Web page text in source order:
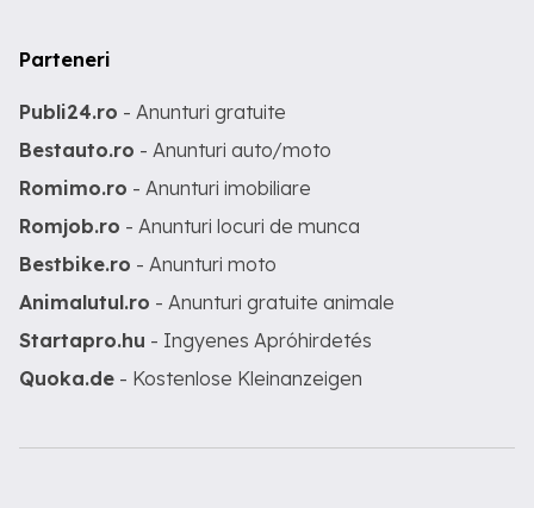
Parteneri
Publi24.ro - Anunturi gratuite
Bestauto.ro - Anunturi auto/moto
Romimo.ro - Anunturi imobiliare
Romjob.ro - Anunturi locuri de munca
Bestbike.ro - Anunturi moto
Animalutul.ro - Anunturi gratuite animale
Startapro.hu - Ingyenes Apróhirdetés
Quoka.de - Kostenlose Kleinanzeigen